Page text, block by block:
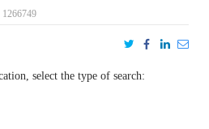
1266749
select the type of search: